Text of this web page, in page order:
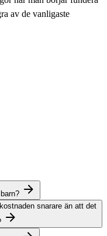
av de vanligaste
snarare än att det